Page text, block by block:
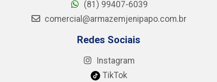
(81) 99407-6039
comercial@armazemjenipapo.com.br
Redes Sociais
Instagram
TikTok